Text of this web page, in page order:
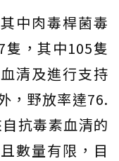
中肉毒桿菌毒
隻，其中105隻
清及進行支持
，野放率達76.
抗毒素血清的
數量有限，目